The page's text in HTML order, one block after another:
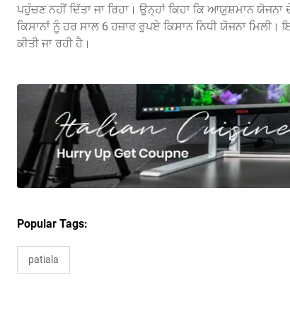
ਪਹੁੰਚਣ ਨਹੀਂ ਦਿੱਤਾ ਜਾ ਰਿਹਾ। ਉਨ੍ਹਾਂ ਕਿਹਾ ਕਿ ਆਯੁਸ਼ਮਾਨ
ਕਿਸਾਨਾਂ ਨੂੰ ਹਰ ਸਾਲ 6 ਹਜ਼ਾਰ ਰੁਪਏ ਕਿਸਾਨ ਨਿਧੀ ਯੋਜਨਾ
ਕੀਤੀ ਜਾ ਰਹੀ ਹੈ।
Popular Tags:
patiala